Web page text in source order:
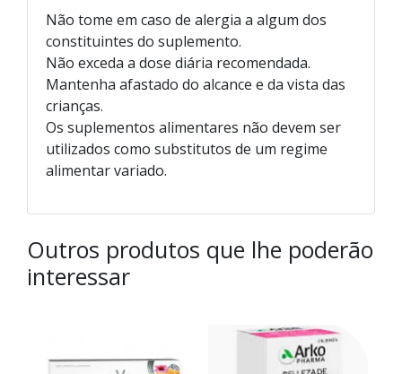
Não tome em caso de alergia a algum dos
constituintes do suplemento.
Não exceda a dose diária recomendada.
Mantenha afastado do alcance e da vista das
crianças.
Os suplementos alimentares não devem ser
utilizados como substitutos de um regime
alimentar variado.
Outros produtos que lhe poderão
interessar